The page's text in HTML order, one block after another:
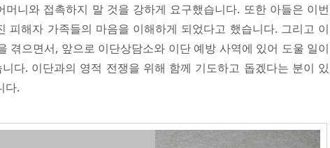
니와 접촉하지 말 것을 강하게 요구했습니다. 또한 아들은 이번
피해자 가족들의 마음을 이해하게 되었다고 했습니다. 그리고 이
겪으면서, 앞으로 이단상담소와 이단 예방 사역에 있어 도울 일이
다. 이단과의 영적 전쟁을 위해 함께 기도하고 돕겠다는 분이 있
다.